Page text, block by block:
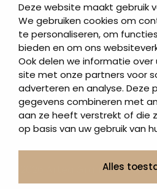
Deze website maakt gebruik
We gebruiken cookies om
te personaliseren, om
bieden en om ons
Ook delen we informatie over
site met onze partners voor
adverteren en analyse. Deze
gegevens combineren met
aan ze heeft verstrekt of die
op basis van uw gebruik van
Alles
Artea in de buurt
Onze werkwijze
Urnen en as sieraden
Volg ons op:
© 2026 Artea